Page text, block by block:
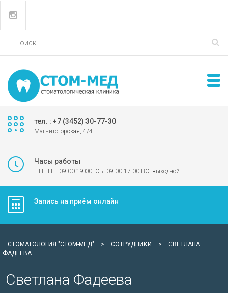
тел. : +7 (3452) 30-77-30
Магнитогорская, 4/4
Часы работы
ПН - ПТ: 09:00-19:00, СБ: 09:00-17:00 ВС: выходной
Запись на приём онлайн
СТОМАТОЛОГИЯ "СТОМ-МЕД" > СОТРУДНИКИ >
СВЕТЛАНА
ФАДЕЕВА
Светлана Фадеева